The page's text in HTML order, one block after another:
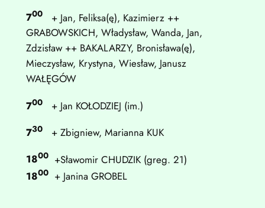
700+ Jan, Feliksa(ę), Kazimierz ++
GRABOWSKICH, Władysław, Wanda, Jan,
Zdzisław ++ BAKALARZY, Bronisława(ę),
Mieczysław, Krystyna, Wiesław, Janusz
WAŁĘGÓW
700+ Jan KOŁODZIEJ (im.)
730+ Zbigniew, Marianna KUK
1800 +Sławomir CHUDZIK (greg. 21)
1800 + Janina GROBEL